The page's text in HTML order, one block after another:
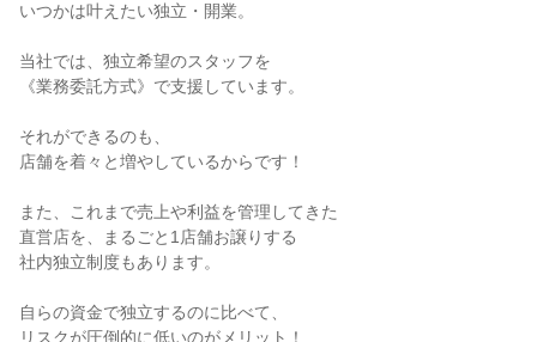
いつかは叶えたい独立・開業。
当社では、独立希望のスタッフを
《業務委託方式》で支援しています。
それができるのも、
店舗を着々と増やしているからです！
また、これまで売上や利益を管理してきた
直営店を、まるごと1店舗お譲りする
社内独立制度もあります。
自らの資金で独立するのに比べて、
リスクが圧倒的に低いのがメリット！